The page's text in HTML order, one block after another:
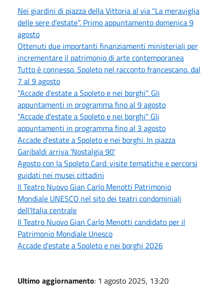
Nei giardini di piazza della Vittoria al via "La meraviglia
delle sere d'estate". Primo appuntamento domenica 9
agosto
Ottenuti due importanti finanziamenti ministeriali per
incrementare il patrimonio di arte contemporanea
Tutto è connesso. Spoleto nel racconto francescano. dal
7 al 9 agosto
"Accade d'estate a Spoleto e nei borghi". Gli
appuntamenti in programma fino al 9 agosto
"Accade d'estate a Spoleto e nei borghi" Gli
appuntamenti in programma fino al 3 agosto
Accade d'estate a Spoleto e nei borghi. In piazza
Garibaldi arriva 'Nostalgia 90'
Agosto con la Spoleto Card: visite tematiche e percorsi
guidati nei musei cittadini
Il Teatro Nuovo Gian Carlo Menotti Patrimonio
Mondiale UNESCO nel sito dei teatri condominiali
dell'Italia centrale
Il Teatro Nuovo Gian Carlo Menotti candidato per il
Patrimonio Mondiale Unesco
Accade d'estate a Spoleto e nei borghi 2026
Ultimo aggiornamento: 1 agosto 2025, 13:20